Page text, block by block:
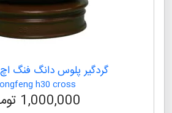
گردگیر پلوس دانگ
Dongfeng S30
1,000,000 تومان